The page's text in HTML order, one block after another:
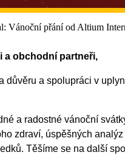
Vánoční přání od Altium
a obchodní partneři,
důvěru a spolupráci v
a radostné vánoční
zdraví, úspěšných analýz
Těšíme se na další